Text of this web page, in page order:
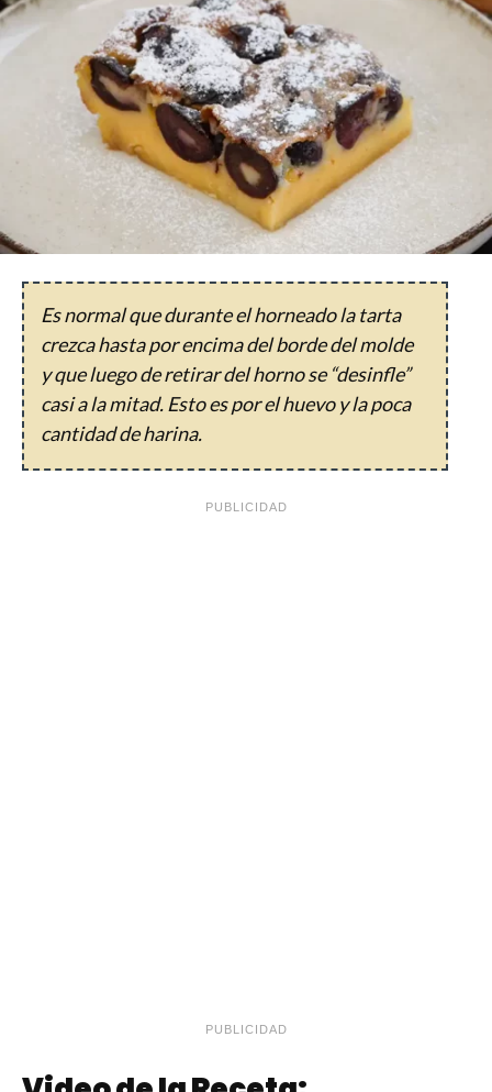
Es normal que durante el horneado la tarta
crezca hasta por encima del borde del molde
y que luego de retirar del horno se “desinfle”
casi a la mitad. Esto es por el huevo y la poca
cantidad de harina.
PUBLICIDAD
PUBLICIDAD